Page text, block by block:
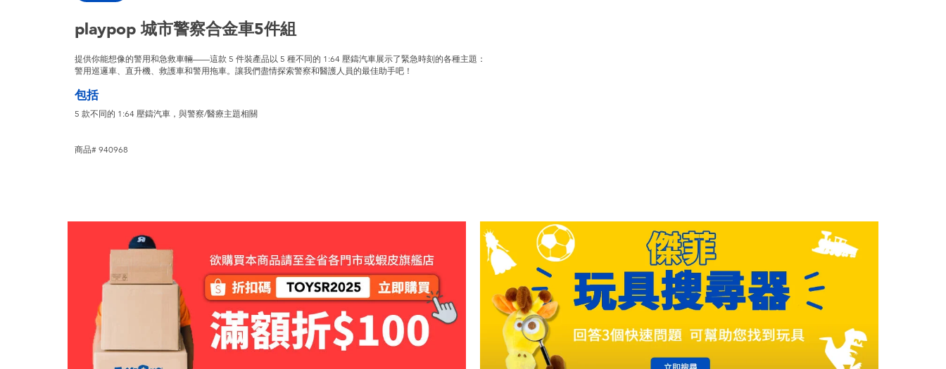
playpop 城市警察合金車5件組
提供你能想像的警用和急救車輛——這款 5 件裝產品以 5 種不同的 1:64 壓鑄汽車展示了緊急時刻的各種主題：
警用巡邏車、直升機、救護車和警用拖車。讓我們盡情探索警察和醫護人員的最佳助手吧！
包括
5 款不同的 1:64 壓鑄汽車，與警察/醫療主題相關
商品# 940968